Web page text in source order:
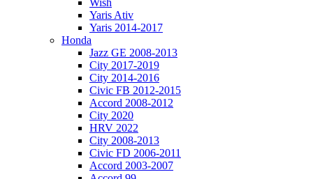
Wish
Yaris Ativ
Yaris 2014-2017
Honda
Jazz GE 2008-2013
City 2017-2019
City 2014-2016
Civic FB 2012-2015
Accord 2008-2012
City 2020
HRV 2022
City 2008-2013
Civic FD 2006-2011
Accord 2003-2007